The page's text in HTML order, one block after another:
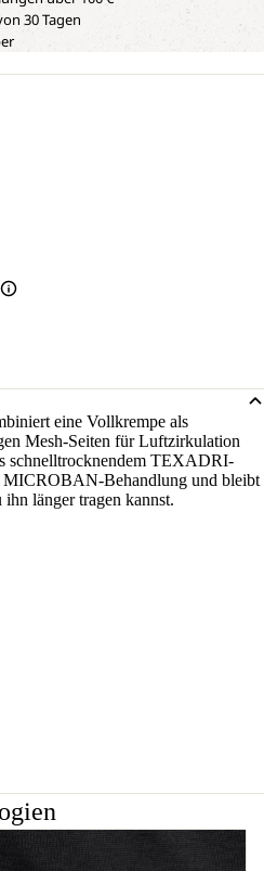
30 Tagen
eine Vollkrempe als
Mesh-Seiten für Luftzirkulation
schnelltrocknendem TEXADRI-
MICROBAN-Behandlung und bleibt
länger tragen kannst.